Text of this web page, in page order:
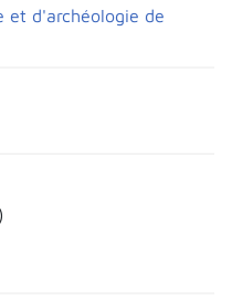
et d'archéologie de